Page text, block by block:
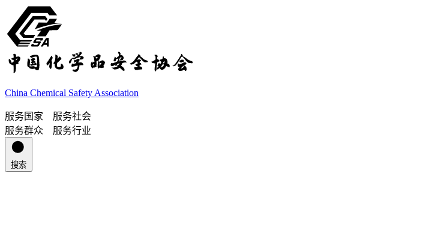
China Chemical Safety Association
服务国家 服务社会
服务群众 服务行业
搜索